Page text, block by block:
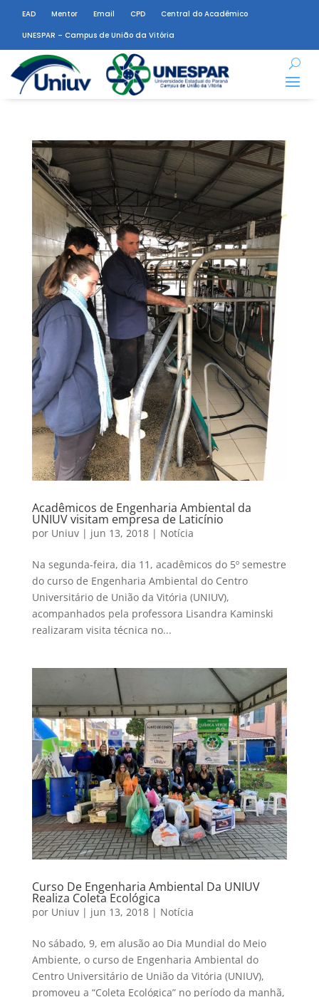
EAD Mentor Email CPD
Central do Acadêmico
UNESPAR – Campus de União da Vitória
Acadêmicos de Engenharia Ambiental da
UNIUV visitam empresa de Laticínio
por Uniuv| jun 13, 2018| Notícia
Na segunda-feira, dia 11, acadêmicos do 5º semestre
do curso de Engenharia Ambiental do Centro
Universitário de União da Vitória (UNIUV),
acompanhados pela professora Lisandra Kaminski
realizaram visita técnica no...
Curso De Engenharia Ambiental Da UNIUV
Realiza Coleta Ecológica
por Uniuv| jun 13, 2018| Notícia
No sábado, 9, em alusão ao Dia Mundial do Meio
Ambiente, o curso de Engenharia Ambiental do
Centro Universitário de União da Vitória (UNIUV),
promoveu a “Coleta Ecológica” no período da manhã,